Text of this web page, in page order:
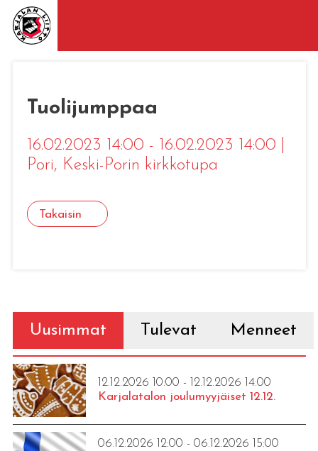
Tuolijumppaa
16.02.2023 14:00 - 16.02.2023 14:00
Pori, Keski-Porin kirkkotupa
Takaisin
Uusimmat Tulevat Menneet
12.12.2026 10:00 - 12.12.2026 14:00
Karjalatalon joulumyyjäiset 12.12.
06.12.2026 12:00 - 06.12.2026 15:00